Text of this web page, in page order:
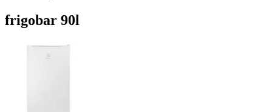
frigobar 90l